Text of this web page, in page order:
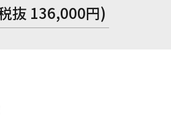
抜 136,000円)